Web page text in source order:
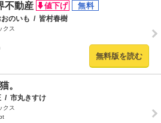
不動産
おのいも / 皆村春樹
クス
無料版を読む
。
/ 市丸きすけ
クス